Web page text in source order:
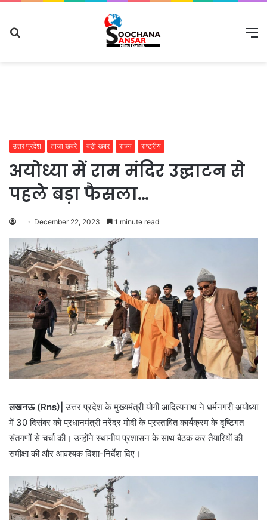
उत्तर प्रदेश ताजा खबरे बड़ी खबर राज्य राष्ट्रीय
अयोध्या में राम मंदिर उद्घाटन से
पहले बड़ा फैसला…
December 22, 2023 1 minute read
लखनऊ (Rns)|उत्तर प्रदेश के मुख्यमंत्री योगी आदित्यनाथ ने धर्मनगरी अयोध्या
में 30 दिसंबर को प्रधानमंत्री नरेंद्र मोदी के प्रस्तावित कार्यक्रम के दृष्टिगत
संतगणों से चर्चा की। उन्होंने स्थानीय प्रशासन के साथ बैठक कर तैयारियों की
समीक्षा की और आवश्यक दिशा-निर्देश दिए।